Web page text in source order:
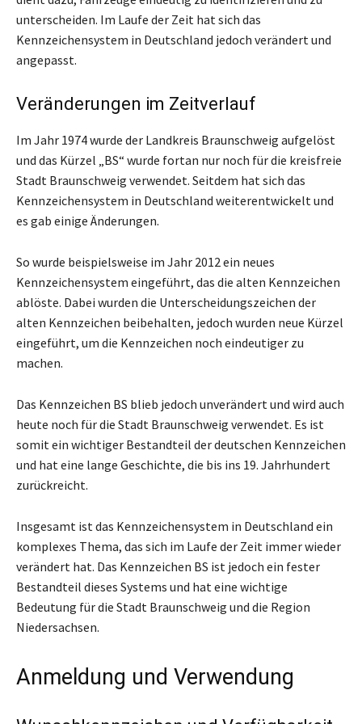
unterscheiden. Im Laufe der Zeit hat sich das
Kennzeichensystem in Deutschland jedoch verändert und
angepasst.
Veränderungen im Zeitverlauf
Im Jahr 1974 wurde der Landkreis Braunschweig aufgelöst
und das Kürzel „BS“ wurde fortan nur noch für die kreisfreie
Stadt Braunschweig verwendet. Seitdem hat sich das
Kennzeichensystem in Deutschland weiterentwickelt und
es gab einige Änderungen.
So wurde beispielsweise im Jahr 2012 ein neues
Kennzeichensystem eingeführt, das die alten Kennzeichen
ablöste. Dabei wurden die Unterscheidungszeichen der
alten Kennzeichen beibehalten, jedoch wurden neue Kürzel
eingeführt, um die Kennzeichen noch eindeutiger zu
machen.
Das Kennzeichen BS blieb jedoch unverändert und wird auch
heute noch für die Stadt Braunschweig verwendet. Es ist
somit ein wichtiger Bestandteil der deutschen Kennzeichen
und hat eine lange Geschichte, die bis ins 19. Jahrhundert
zurückreicht.
Insgesamt ist das Kennzeichensystem in Deutschland ein
komplexes Thema, das sich im Laufe der Zeit immer wieder
verändert hat. Das Kennzeichen BS ist jedoch ein fester
Bestandteil dieses Systems und hat eine wichtige
Bedeutung für die Stadt Braunschweig und die Region
Niedersachsen.
Anmeldung und Verwendung